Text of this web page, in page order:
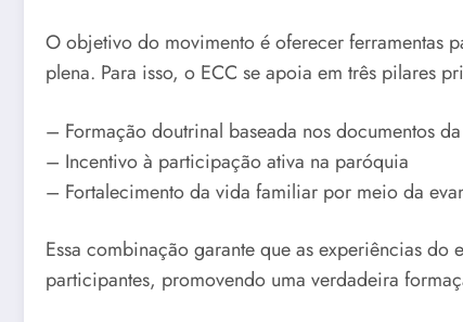
O objetivo do movimento é oferecer ferramentas
plena. Para isso, o ECC se apoia em três pilares
– Formação doutrinal baseada nos documentos
– Incentivo à participação ativa na paróquia
– Fortalecimento da vida familiar por meio da
Essa combinação garante que as experiências
participantes, promovendo uma verdadeira